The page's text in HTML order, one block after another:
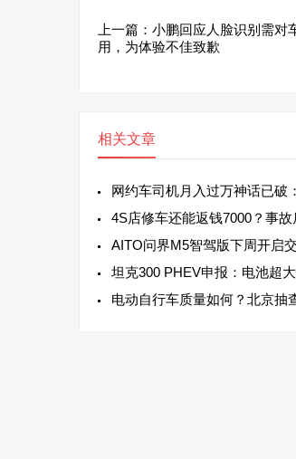
上一篇： 小鹏回应人脸识别需对
用，为体验不佳致歉
相关文章
网约车司机月入过万神话已破
4S店修车还能返钱7000？事故
AITO问界M5智驾版下周开启
坦克300 PHEV申报：电池超
电动自行车质量如何？北京抽